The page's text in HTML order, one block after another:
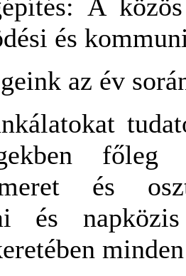
A
és
az év
és
és